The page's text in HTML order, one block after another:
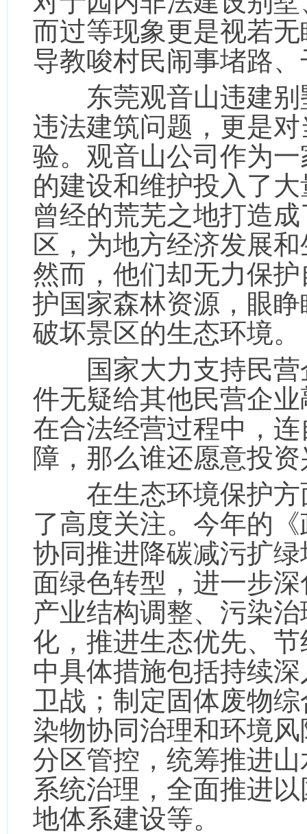
而过等现象更是视若
导教唆村民闹事堵路
东莞观音山违建别
违法建筑问题，更是
验。观音山公司作为
的建设和维护投入了
曾经的荒芜之地打造
区，为地方经济发展
然而，他们却无力保
护国家森林资源，眼
破坏景区的生态环境。
国家大力支持民营
件无疑给其他民营企
在合法经营过程中，
障，那么谁还愿意投
在生态环境保护方
了高度关注。今年的
协同推进降碳减污扩
面绿色转型，进一步
产业结构调整、污染
化，推进生态优先、
中具体措施包括持续
卫战；制定固体废物
染物协同治理和环境
分区管控，统筹推进
系统治理，全面推进
地体系建设等。